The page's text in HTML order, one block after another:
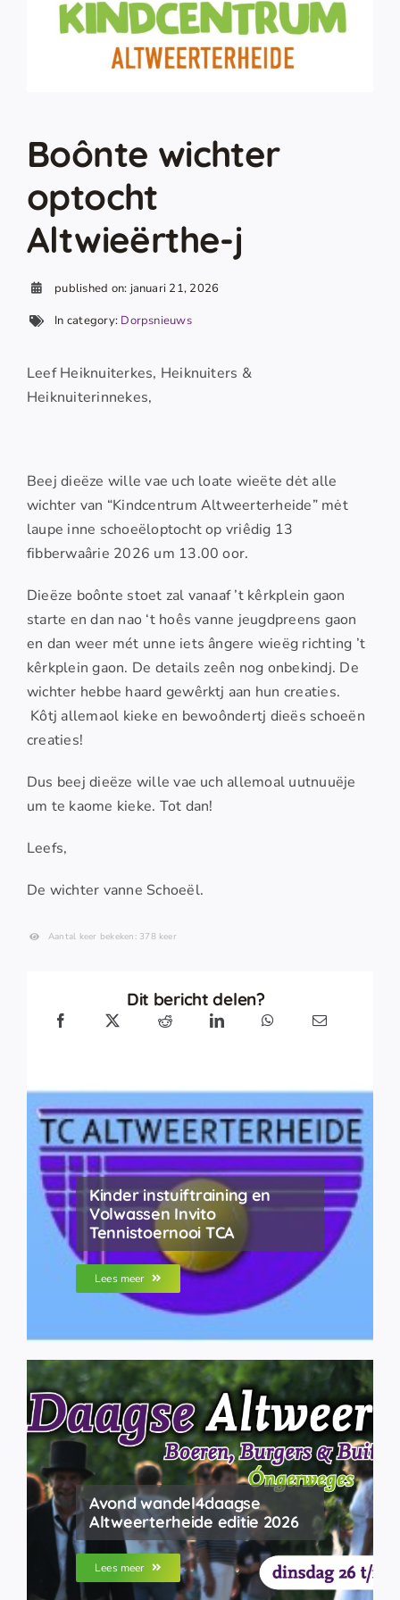
Boônte wichter
optocht
Altwieërthe-j
published on: januari 21, 2026
In category: Dorpsnieuws
Leef Heiknuiterkes, Heiknuiters &
Heiknuiterinnekes,
Beej dieëze wille vae uch loate wieëte dėt alle
wichter van “Kindcentrum Altweerterheide” mėt
laupe inne schoeëloptocht op vriêdig 13
fibberwaârie 2026 um 13.00 oor.
Dieëze boônte stoet zal vanaaf ’t kêrkplein gaon
starte en dan nao ‘t hoês vanne jeugdpreens gaon
en dan weer mét unne iets ângere wieëg richting ’t
kêrkplein gaon. De details zeên nog onbekindj. De
wichter hebbe haard gewêrktj aan hun creaties.
Kôtj allemaol kieke en bewoôndertj dieës schoeën
creaties!
Dus beej dieëze wille vae uch allemoal uutnuuëje
um te kaome kieke. Tot dan!
Leefs,
De wichter vanne Schoeël.
Aantal keer bekeken: 378 keer
Dit bericht delen?
Kinder instuiftraining en
Volwassen Invito
Tennistoernooi TCA
Lees meer
Avond wandel4daagse
Altweerterheide editie 2026
Lees meer